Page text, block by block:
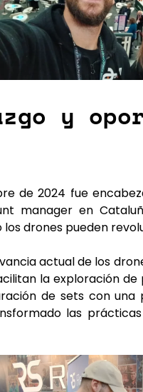
y
de 2024 fue
manager en
drones pueden
actual de los
la exploración
de sets con una
las